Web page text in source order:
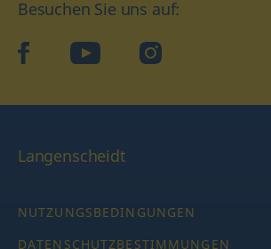
Besuchen Sie uns auf:
facebookYouTube Instagram
Langenscheidt
NUTZUNGSBEDINGUNGEN
DATENSCHUTZBESTIMMUNGEN